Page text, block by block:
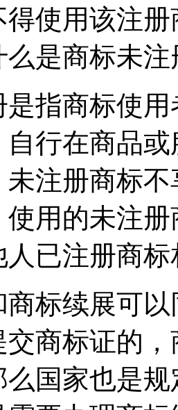
使用该注
么是商标未
指商标使
行在商品
注册商标
用的未注
人已注册商
标续展可
交商标证的
么国家也是